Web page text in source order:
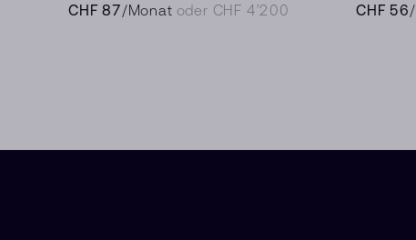
CHF 87/Monat oder CHF 4’200
CHF 56